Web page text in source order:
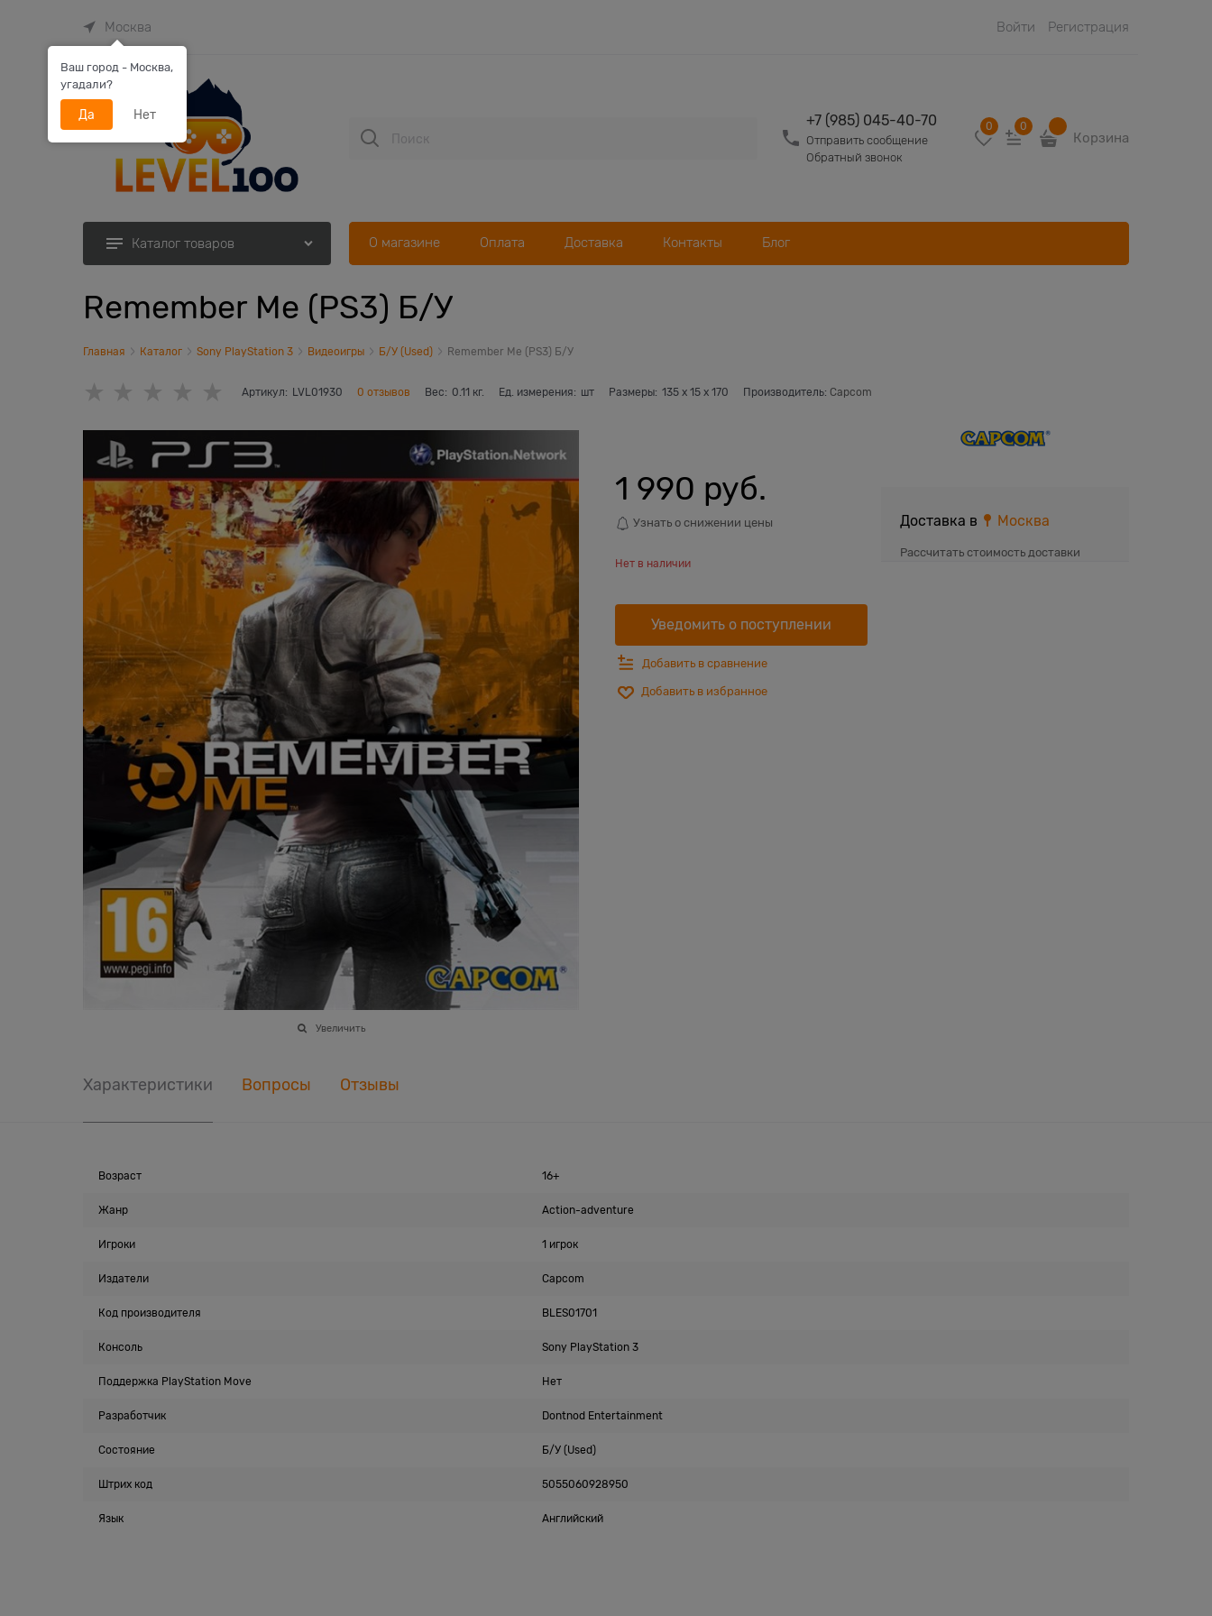
Москва Войти Регистрация
+7 (985) 045-40-70
Отправить сообщение
Обратный звонок
0 0
Корзина
Каталог товаров О магазине Оплата Доставка Контакты Блог
Remember Me (PS3) Б/У
Главная Каталог Sony PlayStation 3 Видеоигры Б/У (Used) Remember Me (PS3) Б/У
Артикул: LVL01930 0 отзывов Вес: 0.11 кг. Ед. измерения: шт Размеры: 135x 15x 170 Производитель: Capcom
Увеличить
1 990 руб.
Узнать о снижении цены
Нет в наличии
Уведомить о поступлении
Добавить в сравнение
Добавить в избранное
Доставка в Москва
Рассчитать стоимость доставки
Характеристики Вопросы Отзывы
Возраст 16+
Жанр Action-adventure
Игроки 1 игрок
Издатели Capcom
Код производителя BLES01701
Консоль Sony PlayStation 3
Поддержка PlayStation Move Нет
Разработчик Dontnod Entertainment
Состояние Б/У (Used)
Штрих код 5055060928950
Язык Английский
Ваш город - Москва,
угадали?
Да Нет